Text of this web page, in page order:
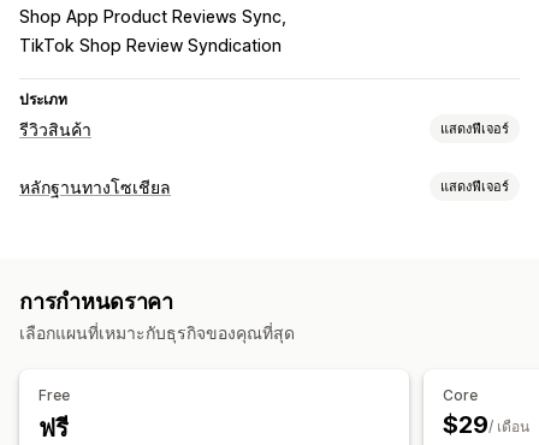
Shop App Product Reviews Sync
TikTok Shop Review Syndication
ประเภท
รีวิวสินค้า แสดงฟีเจอร์
ตัวเลือกการแสดงผล
ส่วนย่อยแบบสมบูรณ์
คำขอทางอีเมล
แบบสำรวจ
คิวอาร์โค้ด
หลักฐานทางโซเชียล แสดงฟีเจอร์
ตัวเลือกการแสดงผล
จำนวนรีวิว หลายภาษา
การกำหนดราคา
เลือกแผนที่เหมาะกับธุรกิจของคุณที่สุด
Free
ฟรี
Core
$29/ เดือน